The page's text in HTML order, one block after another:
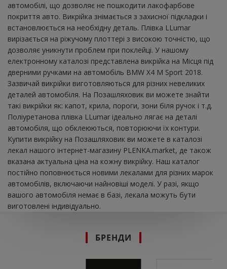
автомобілі, що дозволяє не пошкодити лакофарбове
покриття авто. Викрійка знімається з захисної підкладки і
встановлюється на необхідну деталь. Плівка LLumar
вирізається на ріжучому плоттері з високою точністю, що
дозволяє уникнути проблем при поклейці. У нашому
електронному каталозі представлена ​​викрійка на Місця під
дверними ручками на автомобіль BMW X4 M Sport 2018.
Зазвичай викрійки виготовляються для різних невеликих
деталей автомобіля. На Позашляховик ви можете знайти
такі викрійки як: капот, крила, пороги, зони біля ручок і т.д.
Поліуретанова плівка LLumar ідеально лягає на деталі
автомобіля, що обклеюються, повторюючи їх контури.
Купити викрійку на Позашляховик ви можете в каталозі
лекал нашого інтернет-магазину PLENKA.market, де також
вказана актуальна ціна на кожну викрійку. Наш каталог
постійно поповнюється новими лекалами для різних марок
автомобілів, включаючи найновіші моделі. У разі, якщо
вашого автомобіля немає в базі, лекала можуть бути
виготовлені індивідуально.
БРЕНДИ